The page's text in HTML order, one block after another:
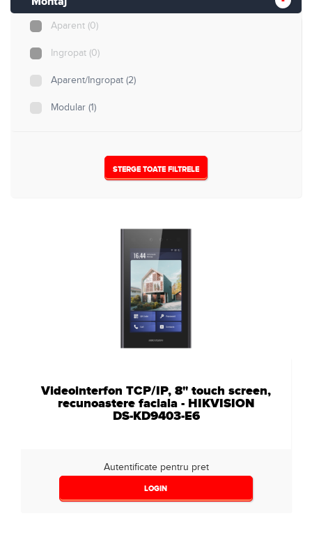
Aparent (0)
Ingropat (0)
Aparent/Ingropat (2)
Modular (1)
STERGE TOATE FILTRELE
Videointerfon TCP/IP, 8" touch screen,
recunoastere faciala - HIKVISION
DS-KD9403-E6
Autentificate pentru pret
LOGIN